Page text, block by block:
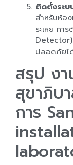
ติดตั้งระบ
สำหรับห้อ
ระเหย กา
Detector)
ปลอดภัยไ
สรุป ง
สุขาภิบ
การ